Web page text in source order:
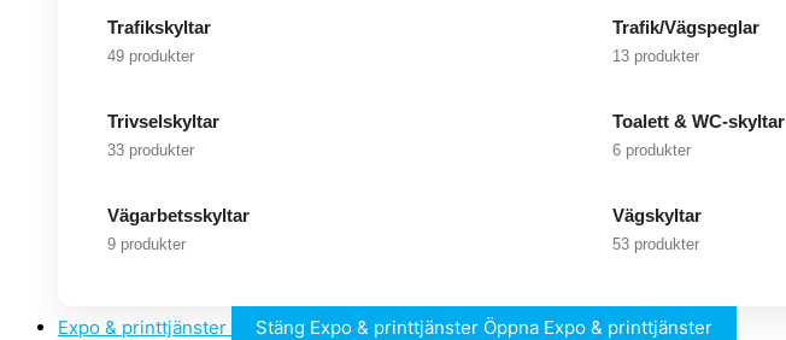
Trafikskyltar
49 produkter
Trafik/Vägspeglar
13 produkter
Trivselskyltar
33 produkter
Toalett & WC-skyltar
6 produkter
Vägarbetsskyltar
9 produkter
Vägskyltar
53 produkter
Expo & printtjänster Stäng Expo & printtjänster Öppna Expo & printtjänster